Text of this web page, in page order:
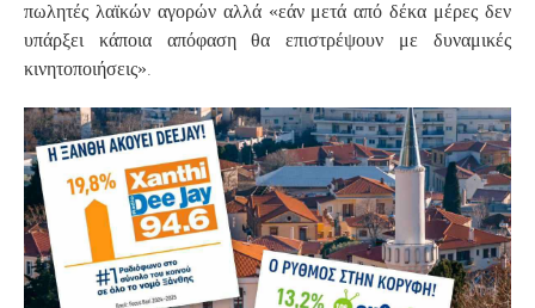
πωλητές λαϊκών αγορών αλλά «εάν μετά από δέκα μέρες δεν
υπάρξει κάποια απόφαση θα επιστρέψουν με δυναμικές
κινητοποιήσεις».